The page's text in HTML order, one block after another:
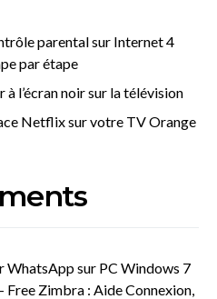
parental sur Internet 4
par étape
l’écran noir sur la télévision
Netflix sur votre TV Orange
sur PC Windows 7
Zimbra : Aide Connexion,